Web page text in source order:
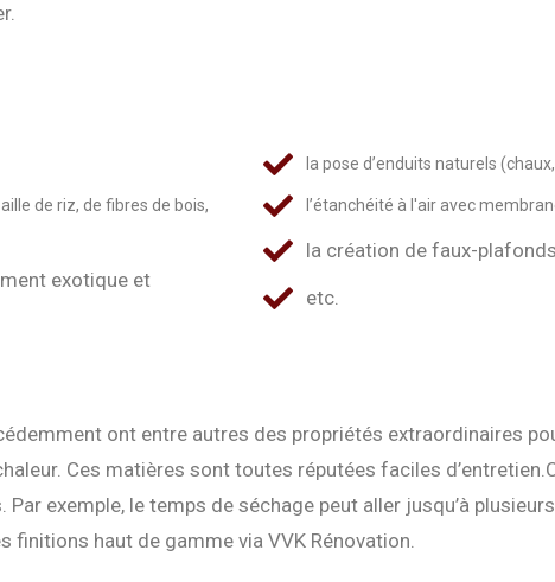
de riz, de fibres de bois,
exotique et
la pose d’enduits naturels
l’étanchéité à l'air avec
la création de faux-
etc.
ont entre autres des propriétés extraordinaires
Ces matières sont toutes réputées faciles d’entretien.
exemple, le temps de séchage peut aller jusqu’à
haut de gamme via VVK Rénovation.